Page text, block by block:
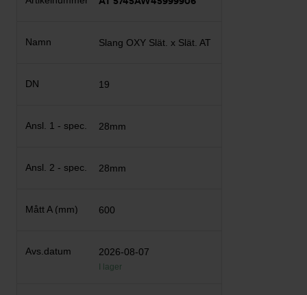
Slang OXY Slät. x Slät. AT
19
28mm
28mm
600
2026-08-07
I lager